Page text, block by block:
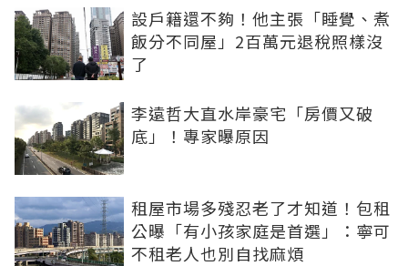
設戶籍還不夠！他主張「睡覺、煮
飯分不同屋」2百萬元退稅照樣沒
了
李遠哲大直水岸豪宅「房價又破
底」！專家曝原因
租屋市場多殘忍老了才知道！包租
公曝「有小孩家庭是首選」：寧可
不租老人也別自找麻煩